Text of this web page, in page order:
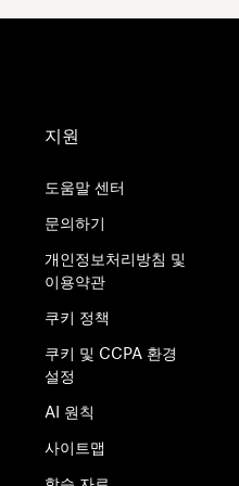
지원
도움말 센터
문의하기
개인정보처리방침 및
이용약관
쿠키 정책
쿠키 및 CCPA 환경
설정
AI 원칙
사이트맵